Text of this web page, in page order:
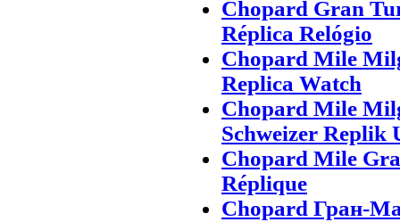
Chopard Gran
Réplica Relógio
Chopard Mile
Replica Watch
Chopard Mile
Schweizer Replik
Chopard Mile
Réplique
Chopard Гран-